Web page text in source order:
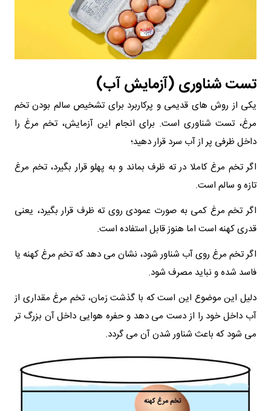
تست شناوری (آزمایش آب)
یکی از روش‌ های قدیمی و پرکاربرد برای تشخیص سالم بودن تخم
مرغ، تست شناوری است. برای انجام این آزمایش، تخم مرغ را
داخل ظرفی پر از آب سرد قرار دهید؛
اگر تخم مرغ کاملا در ته ظرف بماند و به پهلو قرار بگیرد، تخم مرغ
تازه و سالم است.
اگر تخم مرغ کمی به صورت عمودی روی ته ظرف قرار بگیرد، یعنی
قدری کهنه است اما هنوز قابل استفاده است.
اگر تخم مرغ روی آب شناور شود، نشان می‌ دهد که تخم مرغ کهنه یا
فاسد شده و نباید مصرف شود.
دلیل این موضوع این است که با گذشت زمان، تخم مرغ مقداری از
آب داخل خود را از دست می‌ دهد و حفره هوایی داخل آن بزرگ‌ تر
می‌ شود که باعث شناور شدن آن می‌ گردد.